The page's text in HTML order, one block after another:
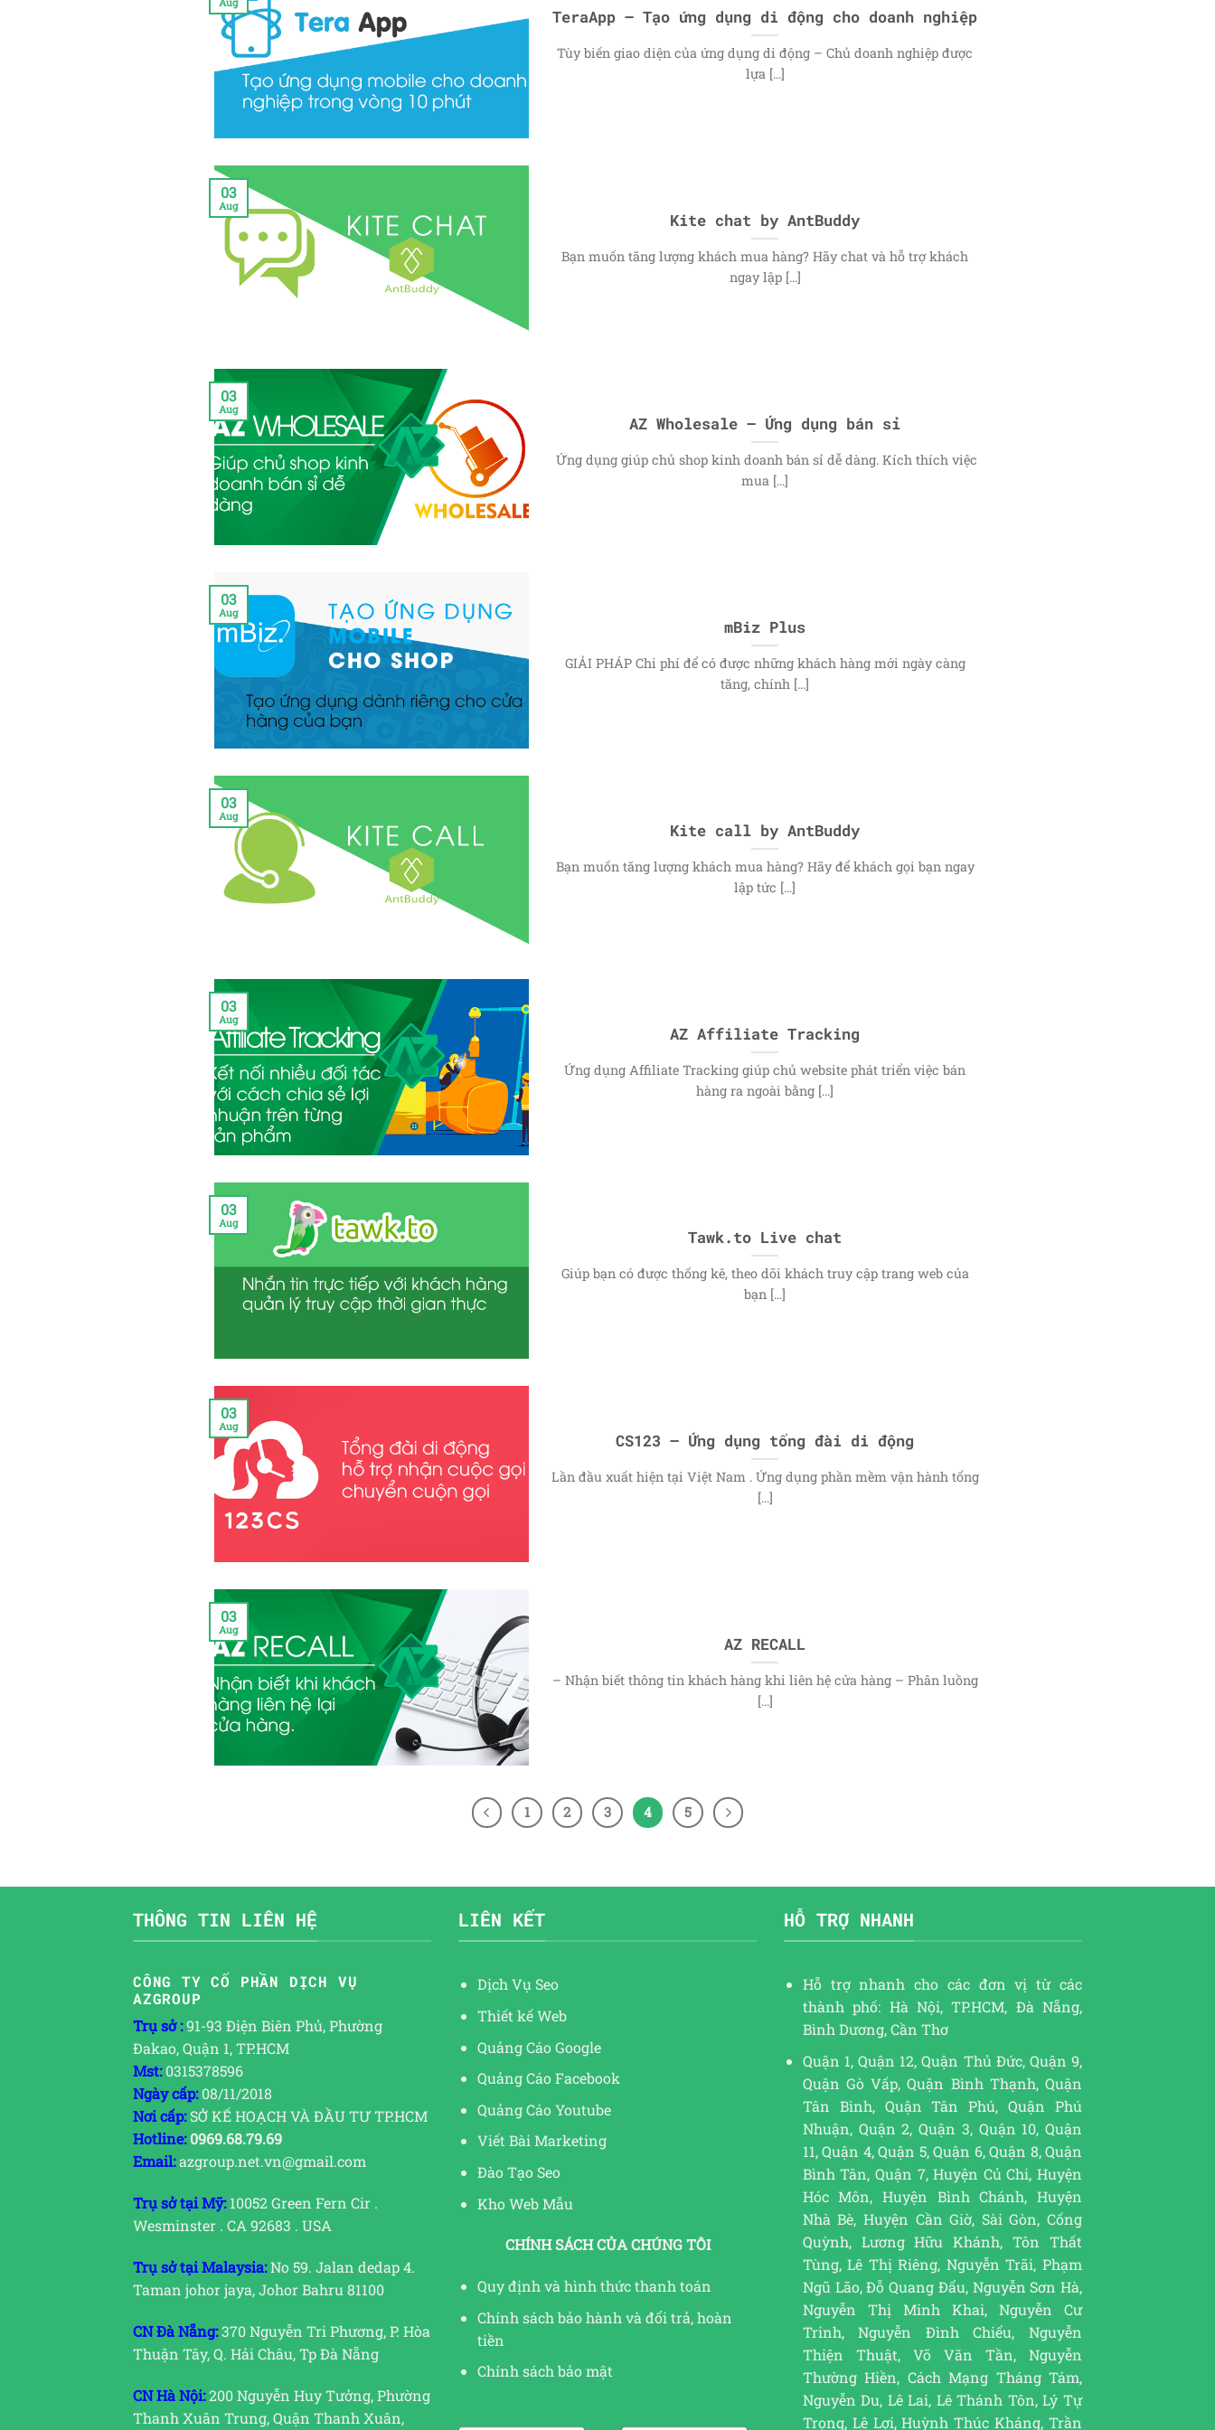
TeraApp – Tạo ứng dụng di động cho doanh nghiệp
Tùy biến giao diện của ứng dụng di động – Chủ doanh nghiệp được
lựa [...]
Kite chat by AntBuddy
Bạn muốn tăng lượng khách mua hàng? Hãy chat và hỗ trợ khách
ngay lập [...]
03
Aug
AZ Wholesale – Ứng dụng bán sỉ
Ứng dụng giúp chủ shop kinh doanh bán sỉ dễ dàng. Kích thích việc
mua [...]
03
Aug
mBiz Plus
GIẢI PHÁP Chi phí để có được những khách hàng mới ngày càng
tăng, chính [...]
03
Aug
Kite call by AntBuddy
Bạn muốn tăng lượng khách mua hàng? Hãy để khách gọi bạn ngay
lập tức [...]
03
Aug
AZ Affiliate Tracking
Ứng dụng Affiliate Tracking giúp chủ website phát triển việc bán
hàng ra ngoài bằng [...]
03
Aug
Tawk.to Live chat
Giúp bạn có được thống kê, theo dõi khách truy cập trang web của
bạn [...]
03
Aug
CS123 – Ứng dụng tổng đài di động
Lần đầu xuất hiện tại Việt Nam . Ứng dụng phần mềm vận hành tổng
[...]
03
Aug
AZ RECALL
– Nhận biết thông tin khách hàng khi liên hệ cửa hàng – Phân luồng
[...]
03
Aug
1 2 3 4 5
THÔNG TIN LIÊN HỆ
CÔNG TY CỔ PHẦN DỊCH VỤ
AZGROUP
Trụ sở :91-93 Điện Biên Phủ, Phường
Đakao, Quận 1, TP.HCM
Mst:0315378596
Ngày cấp:08/11/2018
Nơi cấp:SỞ KẾ HOẠCH VÀ ĐẦU TƯ TP.HCM
Hotline: 0969.68.79.69
Email:azgroup.net.vn@gmail.com
Trụ sở tại Mỹ:10052 Green Fern Cir .
Wesminster . CA 92683 . USA
Trụ sở tại Malaysia:No 59. Jalan dedap 4.
Taman johor jaya, Johor Bahru 81100
CN Đà Nẵng:370 Nguyễn Tri Phương, P. Hòa
Thuận Tây, Q. Hải Châu, Tp Đà Nẵng
CN Hà Nội:200 Nguyễn Huy Tưởng, Phường
Thanh Xuân Trung, Quận Thanh Xuân,
LIÊN KẾT
Dịch Vụ Seo
Thiết kế Web
Quảng Cáo Google
Quảng Cáo Facebook
Quảng Cáo Youtube
Viết Bài Marketing
Đào Tạo Seo
Kho Web Mẫu
CHÍNH SÁCH CỦA CHÚNG TÔI
Quy định và hình thức thanh toán
Chính sách bảo hành và đổi trả, hoàn
tiền
Chính sách bảo mật
HỖ TRỢ NHANH
Hỗ trợ nhanh cho các đơn vị từ các
thành phố: Hà Nội, TP.HCM, Đà Nẵng,
Bình Dương, Cần Thơ
Quận 1, Quận 12, Quận Thủ Đức, Quận 9,
Quận Gò Vấp, Quận Bình Thạnh, Quận
Tân Bình, Quận Tân Phú, Quận Phú
Nhuận, Quận 2, Quận 3, Quận 10, Quận
11, Quận 4, Quận 5, Quận 6, Quận 8, Quận
Bình Tân, Quận 7, Huyện Củ Chi, Huyện
Hóc Môn, Huyện Bình Chánh, Huyện
Nhà Bè, Huyện Cần Giờ, Sài Gòn, Cống
Quỳnh, Lương Hữu Khánh, Tôn Thất
Tùng, Lê Thị Riêng, Nguyễn Trãi, Phạm
Ngũ Lão, Đỗ Quang Đẩu, Nguyễn Sơn Hà,
Nguyễn Thị Minh Khai, Nguyễn Cư
Trinh, Nguyễn Đình Chiểu, Nguyễn
Thiện Thuật, Võ Văn Tần, Nguyễn
Thường Hiền, Cách Mạng Tháng Tám,
Nguyễn Du, Lê Lai, Lê Thánh Tôn, Lý Tự
Trọng, Lê Lợi, Huỳnh Thúc Kháng, Trần